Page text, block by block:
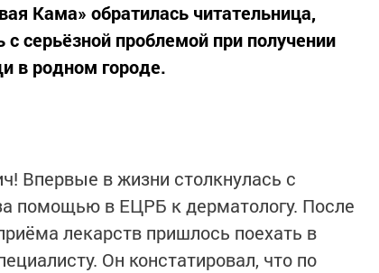
Кама» обратилась читательница,
с серьёзной проблемой при получении
в родном городе.
Впервые в жизни столкнулась с
помощью в ЕЦРБ к дерматологу. После
лекарств пришлось поехать в
Он констатировал, что по